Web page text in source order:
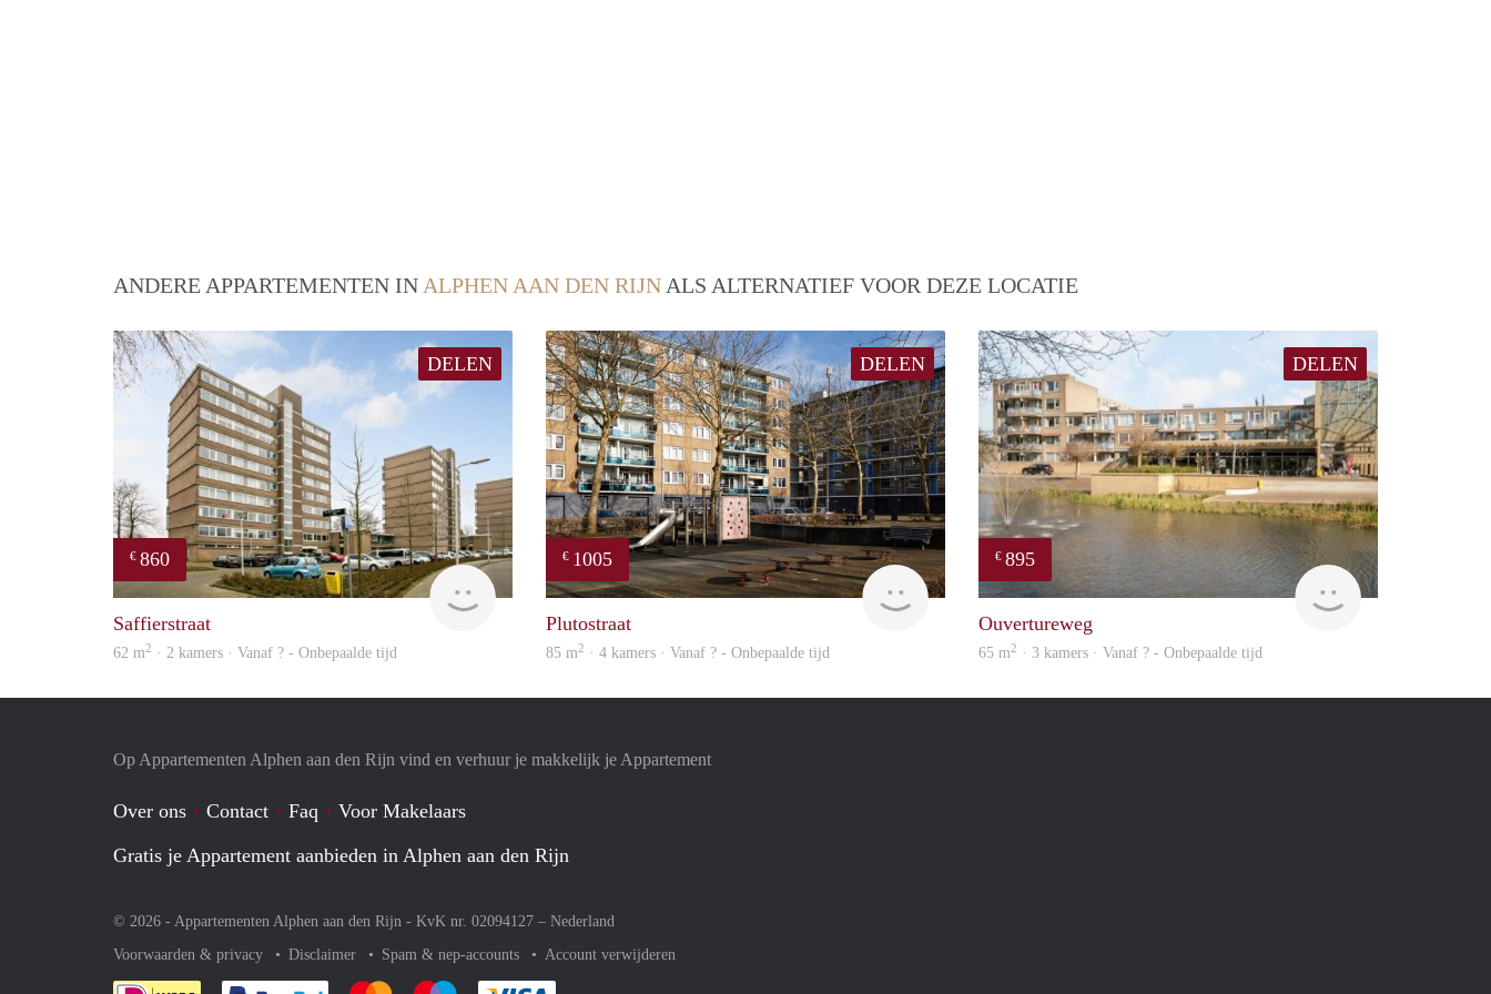
ANDERE APPARTEMENTEN IN ALPHEN AAN DEN RIJN ALS ALTERNATIEF VOOR DEZE LOCATIE
DELEN
€ 860
Saffierstraat
62 m2 · 2 kamers · Vanaf ? - Onbepaalde tijd
DELEN
€ 1005
Woning
Plutostraat
85 m2 · 4 kamers · Vanaf ? - Onbepaalde tijd
DELEN
€ 895
finder
Ouvertureweg
65 m2 · 3 kamers · Vanaf ? - Onbepaalde tijd
Op Appartementen Alphen aan den Rijn vind en verhuur je makkelijk je Appartement
Over ons Contact Faq
Voor Makelaars
Gratis je Appartement aanbieden in Alphen aan den Rijn
© 2026 - Appartementen Alphen aan den Rijn - KvK nr. 02094127 – Nederland
Voorwaarden & privacy
Disclaimer Spam & nep-accounts Account verwijderen